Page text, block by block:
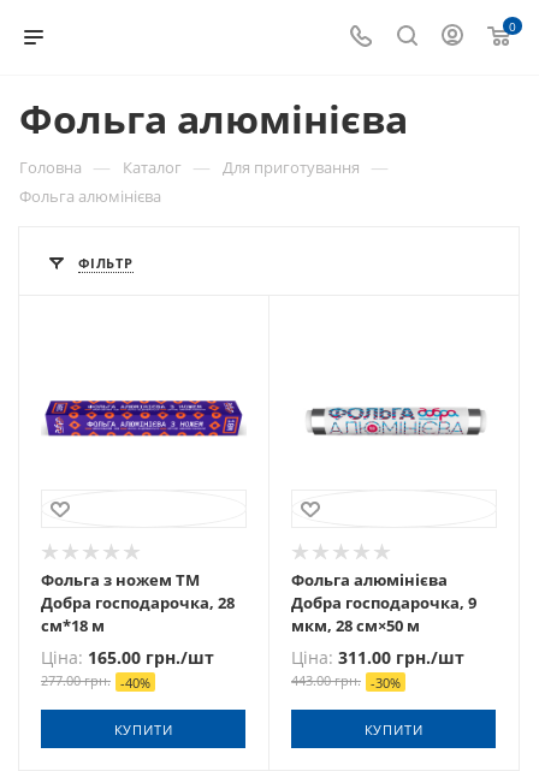
0
Фольга алюмінієва
Головна — Каталог — Для приготування —
Фольга алюмінієва
ФІЛЬТР
Фольга з ножем ТМ
Добра господарочка, 28
см*18 м
Ціна: 165.00 грн./шт
277.00грн. -40%
КУПИТИ
Фольга алюмінієва
Добра господарочка, 9
мкм, 28 см×50 м
Ціна: 311.00 грн./шт
443.00грн. -30%
КУПИТИ